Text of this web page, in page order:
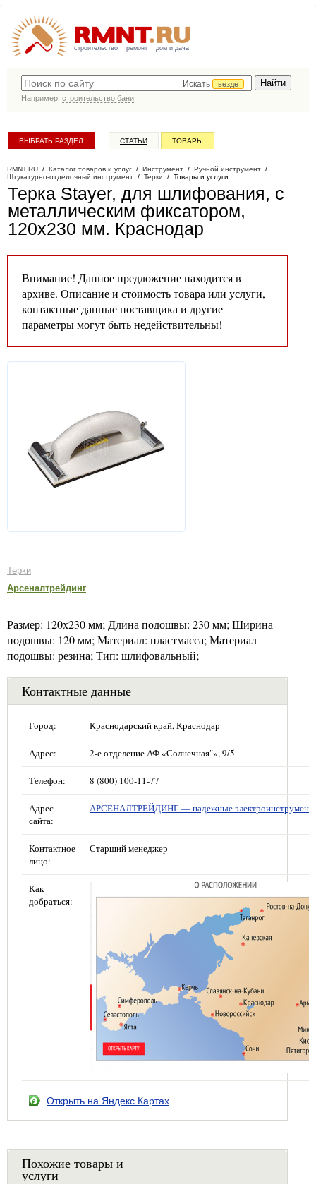
строительство ремонт дом и дача
Искать
везде
Например, строительство бани
ВЫБРАТЬ РАЗДЕЛ СТАТЬИ ТОВАРЫ
RMNT.RU / Каталог товаров и услуг / Инструмент / Ручной инструмент /
Штукатурно-отделочный инструмент / Терки / Товары и услуги
Терка Stayer, для шлифования, с
металлическим фиксатором,
120х230 мм. Краснодар
Внимание! Данное предложение находится в
архиве. Описание и стоимость товара или услуги,
контактные данные поставщика и другие
параметры могут быть недействительны!
Терки
Арсеналтрейдинг
Размер: 120х230 мм; Длина подошвы: 230 мм; Ширина
подошвы: 120 мм; Материал: пластмасса; Материал
подошвы: резина; Тип: шлифовальный;
Контактные данные
Город: Краснодарский край, Краснодар
Адрес: 2-е отделение АФ «Солнечная"», 9/5
Телефон: 8 (800) 100-11-77
Адрес
сайта:
АРСЕНАЛТРЕЙДИНГ — надежные
Контактное
лицо:
Старший менеджер
Как
добраться:
Открыть на Яндекс.Картах
Похожие товары и
услуги